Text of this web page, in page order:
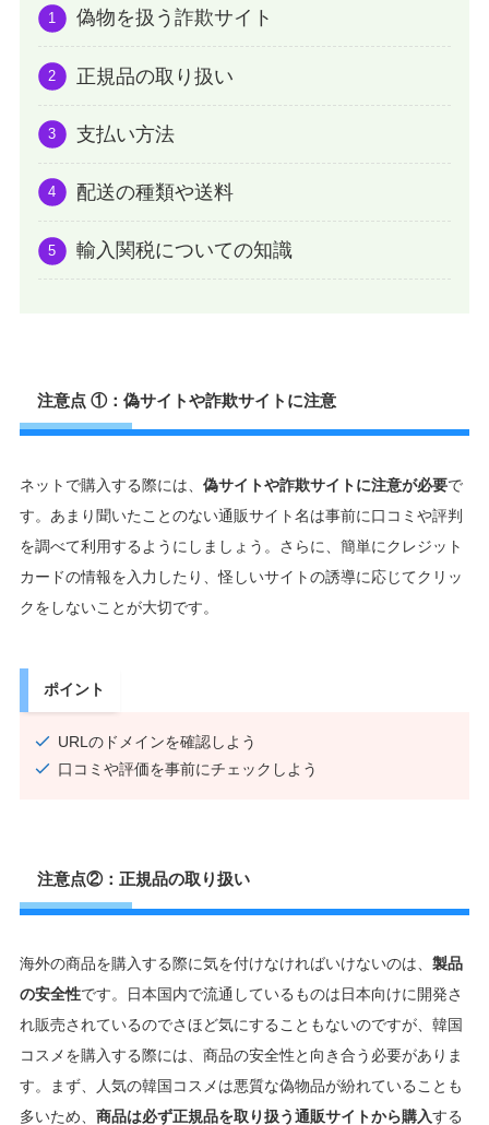
偽物を扱う詐欺サイト
正規品の取り扱い
支払い方法
配送の種類や送料
輸入関税についての知識
注意点 ①：偽サイトや詐欺サイトに注意
ネットで購入する際には、 偽サイトや詐欺サイトに注意が必要で
す。あまり聞いたことのない通販サイト名は事前に口コミや評判
を調べて利用するようにしましょう。さらに、簡単にクレジット
カードの情報を入力したり、怪しいサイトの誘導に応じてクリッ
クをしないことが大切です。
ポイント
URLのドメインを確認しよう
口コミや評価を事前にチェックしよう
注意点②：正規品の取り扱い
海外の商品を購入する際に気を付けなければいけないのは、 製品
の安全性です。日本国内で流通しているものは日本向けに開発さ
れ販売されているのでさほど気にすることもないのですが、韓国
コスメを購入する際には、商品の安全性と向き合う必要がありま
す。まず、人気の韓国コスメは悪質な偽物品が紛れていることも
多いため、 商品は必ず正規品を取り扱う通販サイトから購入する